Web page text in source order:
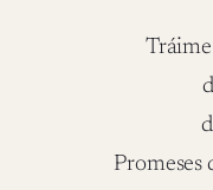
Promeses